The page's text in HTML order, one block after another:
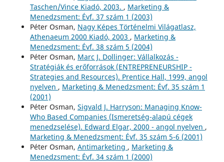
Taschen/Vince Kiadó, 2003. , Marketing &
Menedzsment: Évf. 37 szám 1 (2003)
Péter Osman, Nagy Képes Történelmi Világatlasz,
Athenaeum 2000 Kiadó, 2003 , Marketing &
Menedzsment: Évf. 38 szám 5 (2004)
Péter Osman, Marc J. Dollinger: Vállalkozás -
Stratégiák és erőforrások (ENTREPRENEURSHIP -
Strategies and Resources). Prentice Hall, 1999, angol
nyelven , Marketing & Menedzsment: Évf. 35 szám 1
(2001)
Péter Osman, Sigvald J. Harryson: Managing Know-
Who Based Companies (Ismeretség-alapú cégek
menedzselése). Edward Elgar, 2000 - angol nyelven ,
Marketing & Menedzsment: Évf. 35 szám 5-6 (2001)
Péter Osman, Antimarketing , Marketing &
Menedzsment: Évf. 34 szám 1 (2000)